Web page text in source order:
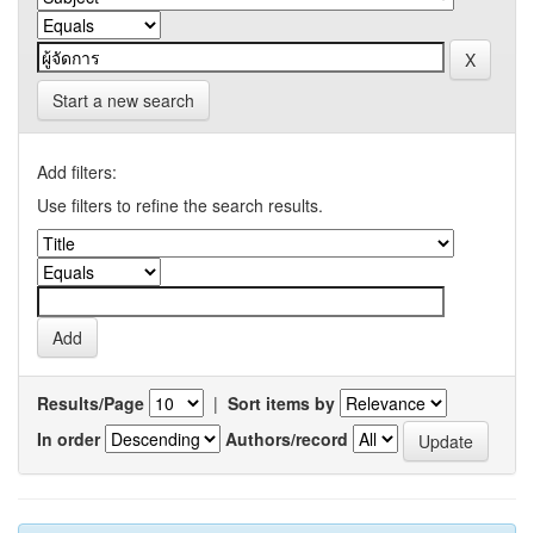
Start a new search
Add filters:
Use filters to refine the search results.
Results/Page | Sort items by
In order
Authors/record